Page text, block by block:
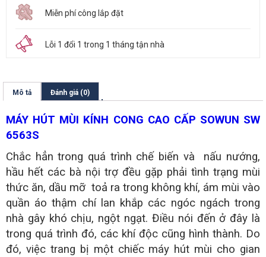
Miễn phí công lắp đặt
Lỗi 1 đổi 1 trong 1 tháng tận nhà
Mô tả Đánh giá (0)
MÁY HÚT MÙI KÍNH CONG CAO CẤP SOWUN SW
6563S
Chắc hẳn trong quá trình chế biến và nấu nướng,
hầu hết các bà nội trợ đều gặp phải tình trạng mùi
thức ăn, dầu mỡ toả ra trong không khí, ám mùi vào
quần áo thậm chí lan khắp các ngóc ngách trong
nhà gây khó chịu, ngột ngạt. Điều nói đến ở đây là
trong quá trình đó, các khí độc cũng hình thành. Do
đó, việc trang bị một chiếc máy hút mùi cho gian